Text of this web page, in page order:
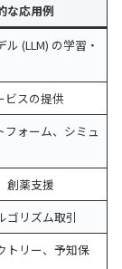
な応用例
(LLM) の学習・
ビスの提供
フォーム、シミュ
創薬支援
ゴリズム取引
トリー、予知保